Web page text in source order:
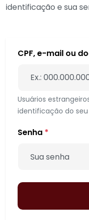
identificação e sua
CPF, e-mail ou
Usuários
identificação do seu
Senha *